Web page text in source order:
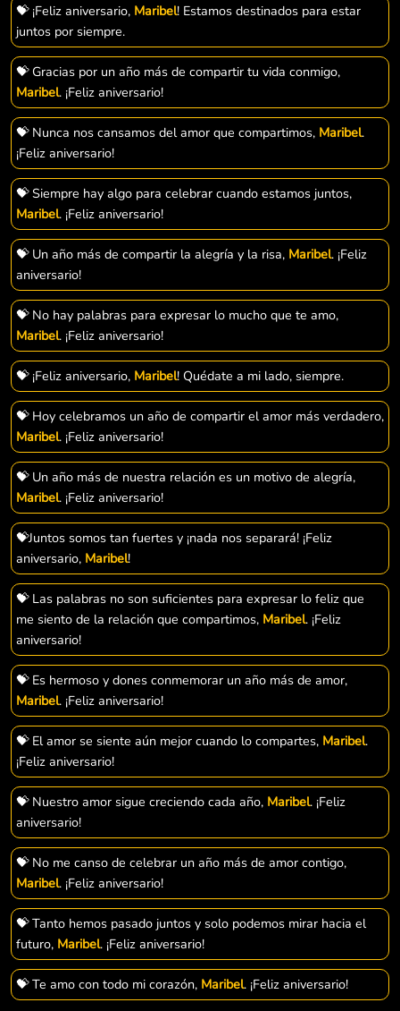
💝 ¡Feliz aniversario, Maribel! Estamos destinados para estar
juntos por siempre.
💝 Gracias por un año más de compartir tu vida conmigo,
Maribel. ¡Feliz aniversario!
💝 Nunca nos cansamos del amor que compartimos, Maribel.
¡Feliz aniversario!
💝 Siempre hay algo para celebrar cuando estamos juntos,
Maribel. ¡Feliz aniversario!
💝 Un año más de compartir la alegría y la risa, Maribel. ¡Feliz
aniversario!
💝 No hay palabras para expresar lo mucho que te amo,
Maribel. ¡Feliz aniversario!
💝 ¡Feliz aniversario, Maribel! Quédate a mi lado, siempre.
💝 Hoy celebramos un año de compartir el amor más verdadero,
Maribel. ¡Feliz aniversario!
💝 Un año más de nuestra relación es un motivo de alegría,
Maribel. ¡Feliz aniversario!
💝Juntos somos tan fuertes y ¡nada nos separará! ¡Feliz
aniversario, Maribel!
💝 Las palabras no son suficientes para expresar lo feliz que
me siento de la relación que compartimos, Maribel. ¡Feliz
aniversario!
💝 Es hermoso y dones conmemorar un año más de amor,
Maribel. ¡Feliz aniversario!
💝 El amor se siente aún mejor cuando lo compartes, Maribel.
¡Feliz aniversario!
💝 Nuestro amor sigue creciendo cada año, Maribel. ¡Feliz
aniversario!
💝 No me canso de celebrar un año más de amor contigo,
Maribel. ¡Feliz aniversario!
💝 Tanto hemos pasado juntos y solo podemos mirar hacia el
futuro, Maribel. ¡Feliz aniversario!
💝 Te amo con todo mi corazón, Maribel. ¡Feliz aniversario!